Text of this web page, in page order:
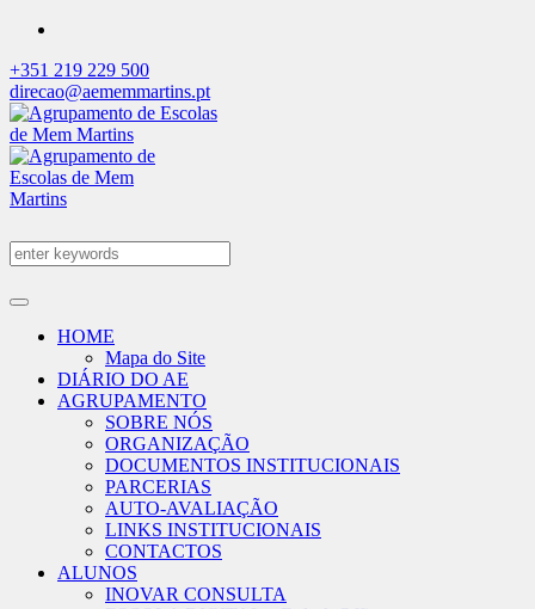
+351 219 229 500
direcao@aememmartins.pt
HOME
Mapa do Site
DIÁRIO DO AE
AGRUPAMENTO
SOBRE NÓS
ORGANIZAÇÃO
DOCUMENTOS INSTITUCIONAIS
PARCERIAS
AUTO-AVALIAÇÃO
LINKS INSTITUCIONAIS
CONTACTOS
ALUNOS
INOVAR CONSULTA